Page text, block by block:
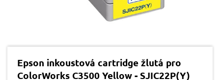
Epson inkoustová cartridge žlutá pro
ColorWorks C3500 Yellow - SJIC22P(Y)